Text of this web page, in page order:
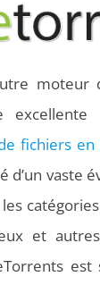
moteur
fichiers en
d’un vaste
et
est